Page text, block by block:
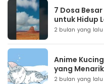
7 Dosa
untuk Hidup
2 bulan yang lalu
Anime
yang
2 bulan yang lalu